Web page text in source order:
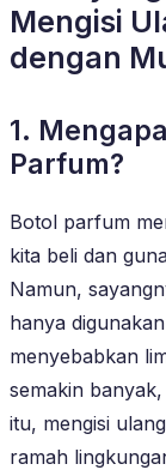
Mengisi
dengan
1.
Parfum?
Botol parfum
kita beli dan
Namun,
hanya
menyebabkan
semakin
itu, mengisi
ramah